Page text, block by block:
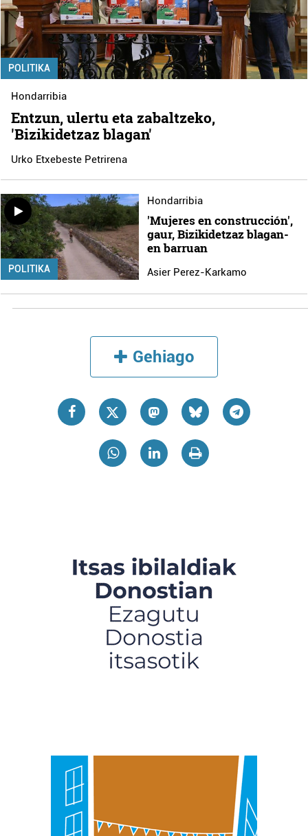
POLITIKA
Hondarribia
Entzun, ulertu eta zabaltzeko,
'Bizikidetzaz blagan'
Urko Etxebeste Petrirena
POLITIKA
Hondarribia
'Mujeres en construcción',
gaur, Bizikidetzaz blagan-
en barruan
Asier Perez-Karkamo
Gehiago